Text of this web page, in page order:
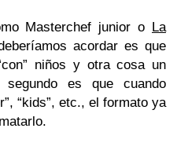
Masterchef junior o La
acordar es que
niños y otra cosa un
segundo es que cuando
“kids”, etc., el formato ya